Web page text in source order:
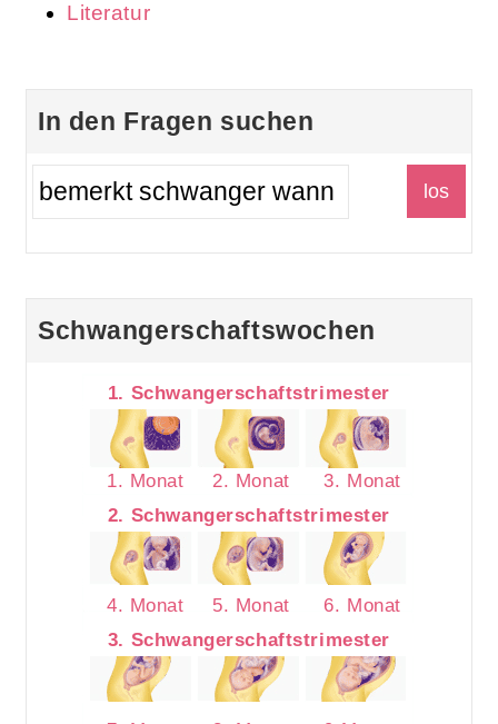
Literatur
In den Fragen suchen
Schwangerschaftswochen
1. Schwangerschaftstrimester
1. Monat 2. Monat
3. Monat
2. Schwangerschaftstrimester
4. Monat 5. Monat
6. Monat
3. Schwangerschaftstrimester